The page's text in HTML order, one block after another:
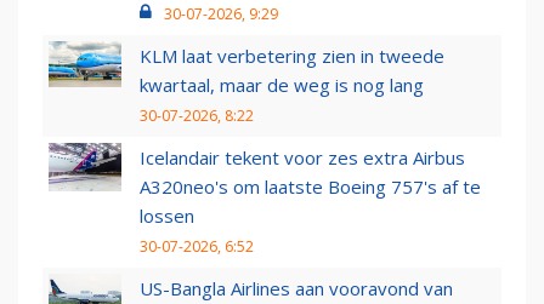
30-07-2026, 9:29
KLM laat verbetering zien in tweede
kwartaal, maar de weg is nog lang
30-07-2026, 8:22
Icelandair tekent voor zes extra Airbus
A320neo's om laatste Boeing 757's af te
lossen
30-07-2026, 6:52
US-Bangla Airlines aan vooravond van